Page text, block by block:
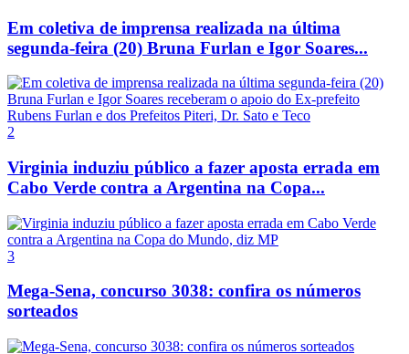
Em coletiva de imprensa realizada na última
segunda-feira (20) Bruna Furlan e Igor Soares...
2
Virginia induziu público a fazer aposta errada em
Cabo Verde contra a Argentina na Copa...
3
Mega-Sena, concurso 3038: confira os números
sorteados